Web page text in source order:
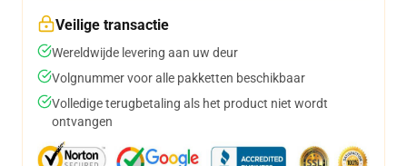
Veilige transactie
Wereldwijde levering aan uw deur
Volgnummer voor alle pakketten beschikbaar
Volledige terugbetaling als het product niet wordt
ontvangen